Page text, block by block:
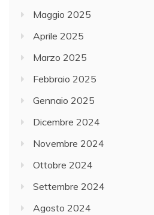
Maggio 2025
Aprile 2025
Marzo 2025
Febbraio 2025
Gennaio 2025
Dicembre 2024
Novembre 2024
Ottobre 2024
Settembre 2024
Agosto 2024